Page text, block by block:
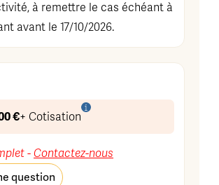
à remettre le cas échéant à
avant le 17/10/2026.
€+ Cotisation
-Contactez-nous
question